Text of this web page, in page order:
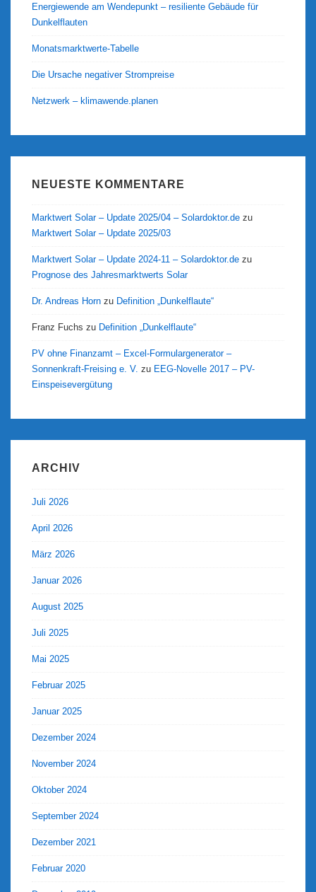
Energiewende am Wendepunkt – resiliente Gebäude für
Dunkelflauten
Monatsmarktwerte-Tabelle
Die Ursache negativer Strompreise
Netzwerk – klimawende.planen
NEUESTE KOMMENTARE
Marktwert Solar – Update 2025/04 – Solardoktor.de zu
Marktwert Solar – Update 2025/03
Marktwert Solar – Update 2024-11 – Solardoktor.de zu
Prognose des Jahresmarktwerts Solar
Dr. Andreas Horn zu Definition „Dunkelflaute“
Franz Fuchs zu Definition „Dunkelflaute“
PV ohne Finanzamt – Excel-Formulargenerator –
Sonnenkraft-Freising e. V. zu EEG-Novelle 2017 – PV-
Einspeisevergütung
ARCHIV
Juli 2026
April 2026
März 2026
Januar 2026
August 2025
Juli 2025
Mai 2025
Februar 2025
Januar 2025
Dezember 2024
November 2024
Oktober 2024
September 2024
Dezember 2021
Februar 2020